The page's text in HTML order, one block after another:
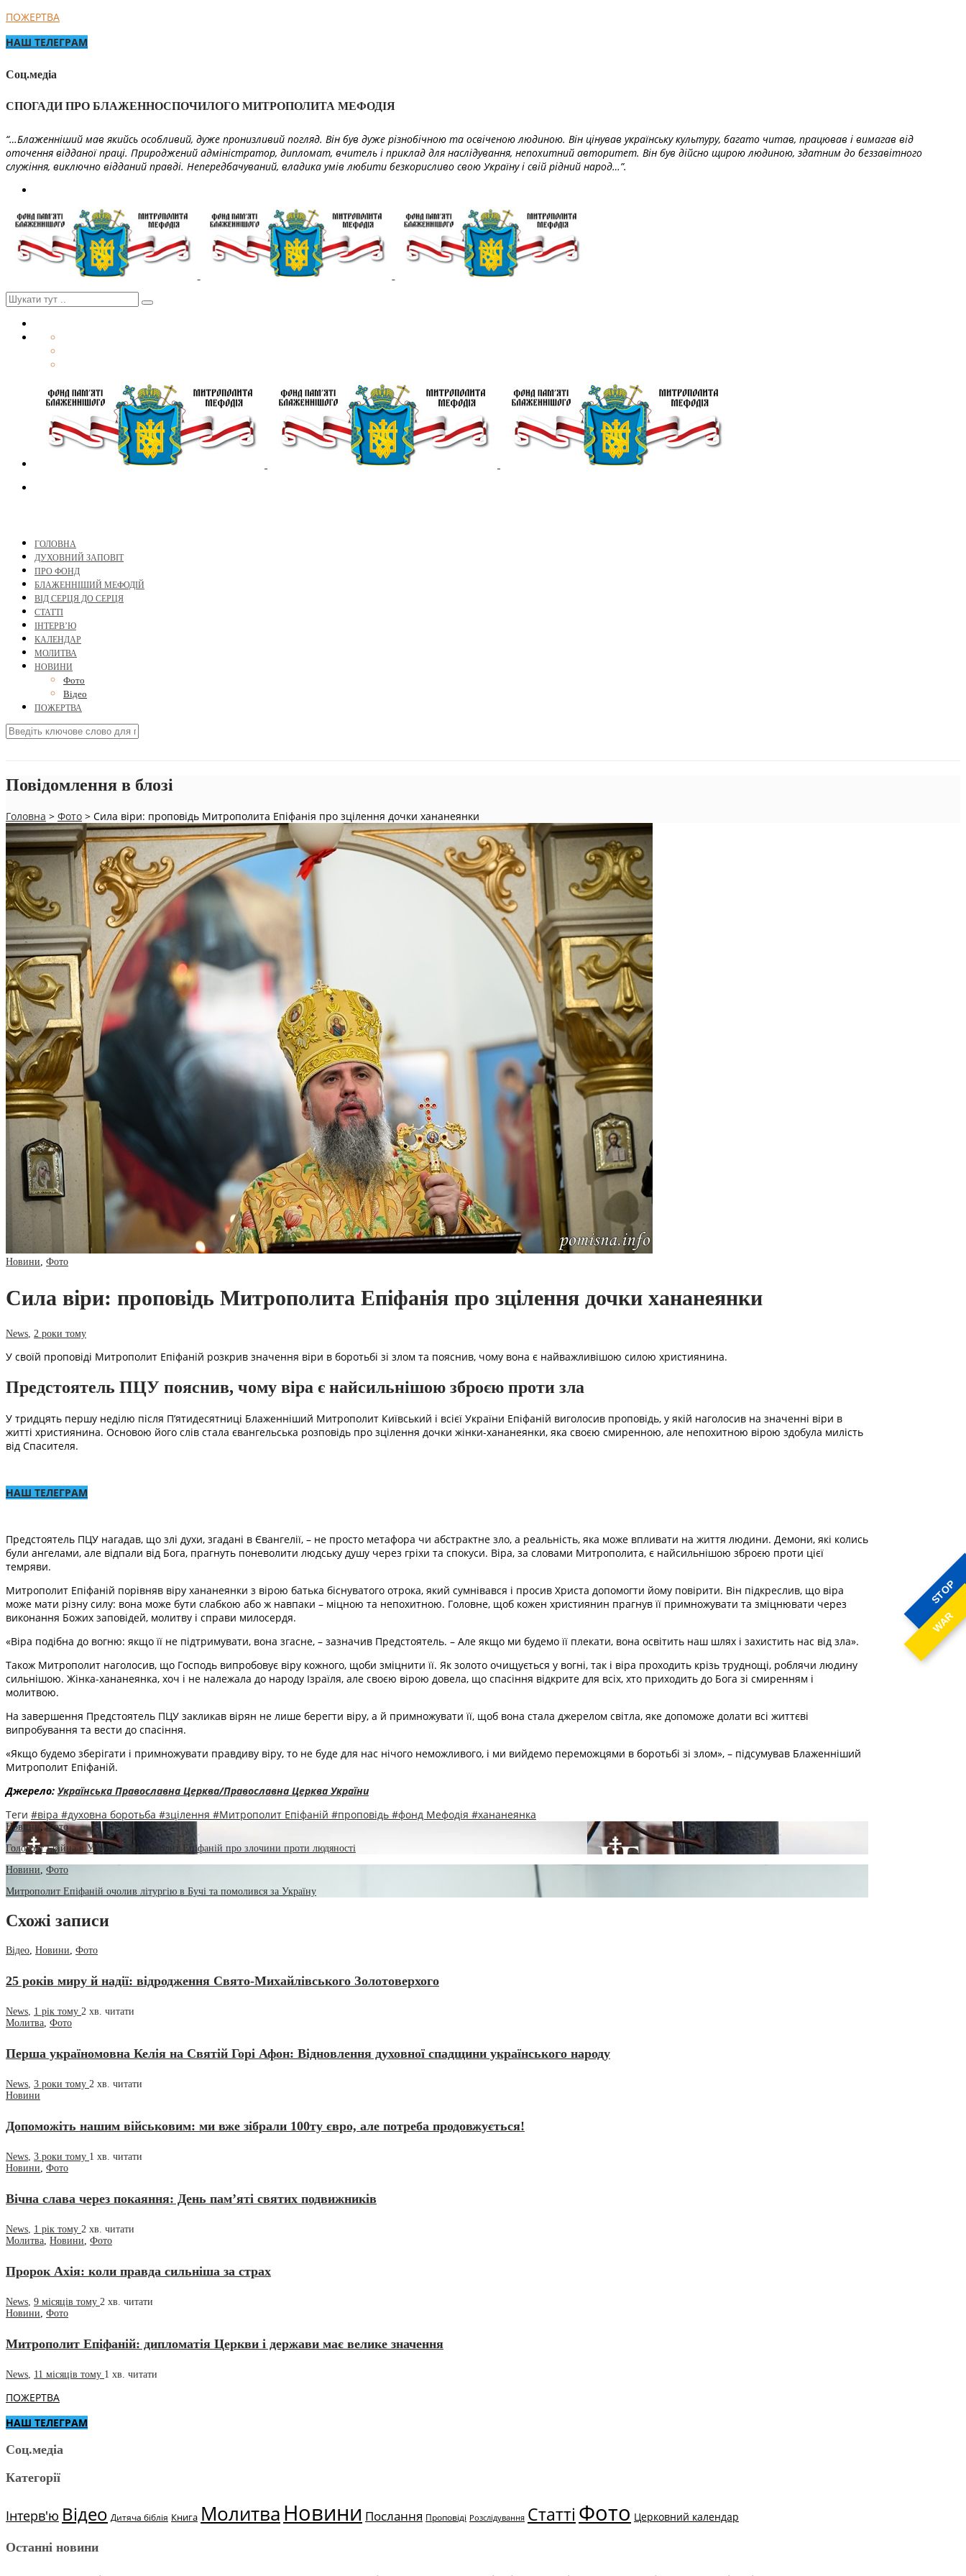
STOP
WAR
ПОЖЕРТВА
НАШ ТЕЛЕГРАМ
Соц.медіа
СПОГАДИ ПРО БЛАЖЕННОСПОЧИЛОГО МИТРОПОЛИТА МЕФОДІЯ
“…Блаженніший мав якийсь особливий, дуже пронизливий погляд. Він був дуже різнобічною та освіченою людиною. Він цінував українську культуру, багато читав, працював і вимагав від
оточення відданої праці. Природжений адміністратор, дипломат, вчитель і приклад для наслідування, непохитний авторитет. Він був дійсно щирою людиною, здатним до беззавітного
служіння, виключно відданий правді. Непередбачуваний, владика умів любити безкорисливо свою Україну і свій рідний народ…”.
ГОЛОВНА
ДУХОВНИЙ ЗАПОВІТ
ПРО ФОНД
БЛАЖЕННІШИЙ МЕФОДІЙ
ВІД СЕРЦЯ ДО СЕРЦЯ
СТАТТІ
ІНТЕРВ’Ю
КАЛЕНДАР
МОЛИТВА
НОВИНИ
Фото
Відео
ПОЖЕРТВА
Повідомлення в блозі
Головна > Фото > Сила віри: проповідь Митрополита Епіфанія про зцілення дочки хананеянки
Новини Фото
Сила віри: проповідь Митрополита Епіфанія про зцілення дочки хананеянки
News 2 роки тому
У своїй проповіді Митрополит Епіфаній розкрив значення віри в боротьбі зі злом та пояснив, чому вона є найважливішою силою християнина.
Предстоятель ПЦУ пояснив, чому віра є найсильнішою зброєю проти зла
У тридцять першу неділю після П’ятидесятниці Блаженніший Митрополит Київський і всієї України Епіфаній виголосив проповідь, у якій наголосив на значенні віри в
житті християнина. Основою його слів стала євангельська розповідь про зцілення дочки жінки-хананеянки, яка своєю смиренною, але непохитною вірою здобула милість
від Спасителя.
НАШ ТЕЛЕГРАМ
Предстоятель ПЦУ нагадав, що злі духи, згадані в Євангелії, – не просто метафора чи абстрактне зло, а реальність, яка може впливати на життя людини. Демони, які колись
були ангелами, але відпали від Бога, прагнуть поневолити людську душу через гріхи та спокуси. Віра, за словами Митрополита, є найсильнішою зброєю проти цієї
темряви.
Митрополит Епіфаній порівняв віру хананеянки з вірою батька біснуватого отрока, який сумнівався і просив Христа допомогти йому повірити. Він підкреслив, що віра
може мати різну силу: вона може бути слабкою або ж навпаки – міцною та непохитною. Головне, щоб кожен християнин прагнув її примножувати та зміцнювати через
виконання Божих заповідей, молитву і справи милосердя.
«Віра подібна до вогню: якщо її не підтримувати, вона згасне, – зазначив Предстоятель. – Але якщо ми будемо її плекати, вона освітить наш шлях і захистить нас від зла».
Також Митрополит наголосив, що Господь випробовує віру кожного, щоби зміцнити її. Як золото очищується у вогні, так і віра проходить крізь труднощі, роблячи людину
сильнішою. Жінка-хананеянка, хоч і не належала до народу Ізраїля, але своєю вірою довела, що спасіння відкрите для всіх, хто приходить до Бога зі смиренням і
молитвою.
На завершення Предстоятель ПЦУ закликав вірян не лише берегти віру, а й примножувати її, щоб вона стала джерелом світла, яке допоможе долати всі життєві
випробування та вести до спасіння.
«Якщо будемо зберігати і примножувати правдиву віру, то не буде для нас нічого неможливого, і ми вийдемо переможцями в боротьбі зі злом», – підсумував Блаженніший
Митрополит Епіфаній.
Джерело: Українська Православна Церква/Православна Церква України
Теги #віра #духовна боротьба #зцілення #Митрополит Епіфаній #проповідь #фонд Мефодія #хананеянка
Новини,Фото
Голокост і війна в Україні: Митрополит Епіфаній про злочини проти людяності
Новини Фото
Митрополит Епіфаній очолив літургію в Бучі та помолився за Україну
Схожі записи
Відео, Новини, Фото
25 років миру й надії: відродження Свято-Михайлівського Золотоверхого
News, 1 рік тому 2 хв. читати
Молитва, Фото
Перша україномовна Келія на Святій Горі Афон: Відновлення духовної спадщини українського народу
News, 3 роки тому 2 хв. читати
Новини
Допоможіть нашим військовим: ми вже зібрали 100ту євро, але потреба продовжується!
News, 3 роки тому 1 хв. читати
Новини, Фото
Вічна слава через покаяння: День пам’яті святих подвижників
News 1 рік тому 2 хв. читати
Молитва Новини Фото
Пророк Ахія: коли правда сильніша за страх
News 9 місяців тому 2 хв. читати
Новини Фото
Митрополит Епіфаній: дипломатія Церкви і держави має велике значення
News 11 місяців тому 1 хв. читати
ПОЖЕРТВА
НАШ ТЕЛЕГРАМ
Соц.медіа
Категорії
Інтерв'ю Відео Дитяча біблія Книга МолитваНовини Послання Проповіді Розслідування Статті Фото Церковний календар
Останні новини